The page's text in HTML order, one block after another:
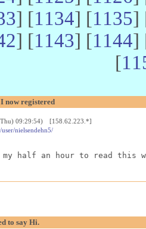
] [1134] [1135]
] [1143] [1144]
[
now registered
09:29:54) [158.62.223.*]
nielsendehn5/
my half an hour to read
to say Hi.